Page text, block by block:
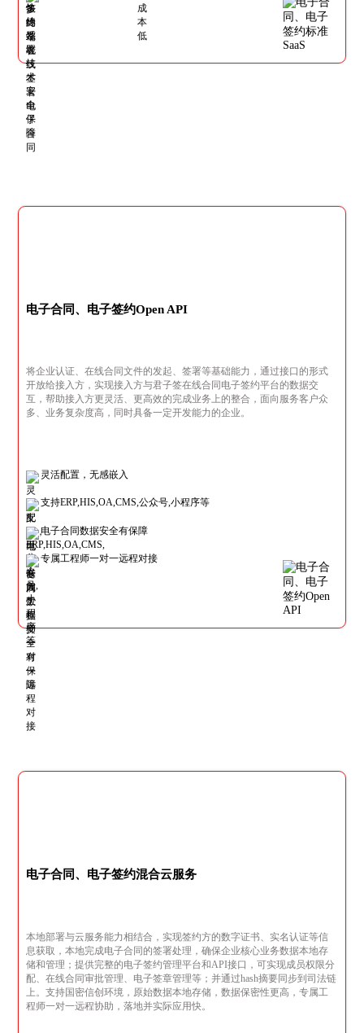
电子合同、电子签约Open API
将企业认证、在线合同文件的发起、签署等基础能力，通过接口的形式
开放给接入方，实现接入方与君子签在线合同电子签约平台的数据交
互，帮助接入方更灵活、更高效的完成业务上的整合，面向服务客户众
多、业务复杂度高，同时具备一定开发能力的企业。
灵活配置，无感嵌入
支持ERP,HIS,OA,CMS,公众号,小程序等
电子合同数据安全有保障
专属工程师一对一远程对接
电子合同、电子签约混合云服务
本地部署与云服务能力相结合，实现签约方的数字证书、实名认证等信
息获取，本地完成电子合同的签署处理，确保企业核心业务数据本地存
储和管理；提供完整的电子签约管理平台和API接口，可实现成员权限分
配、在线合同审批管理、电子签章管理等；并通过hash摘要同步到司法链
上。支持国密信创环境，原始数据本地存储，数据保密性更高，专属工
程师一对一远程协助，落地并实际应用快。